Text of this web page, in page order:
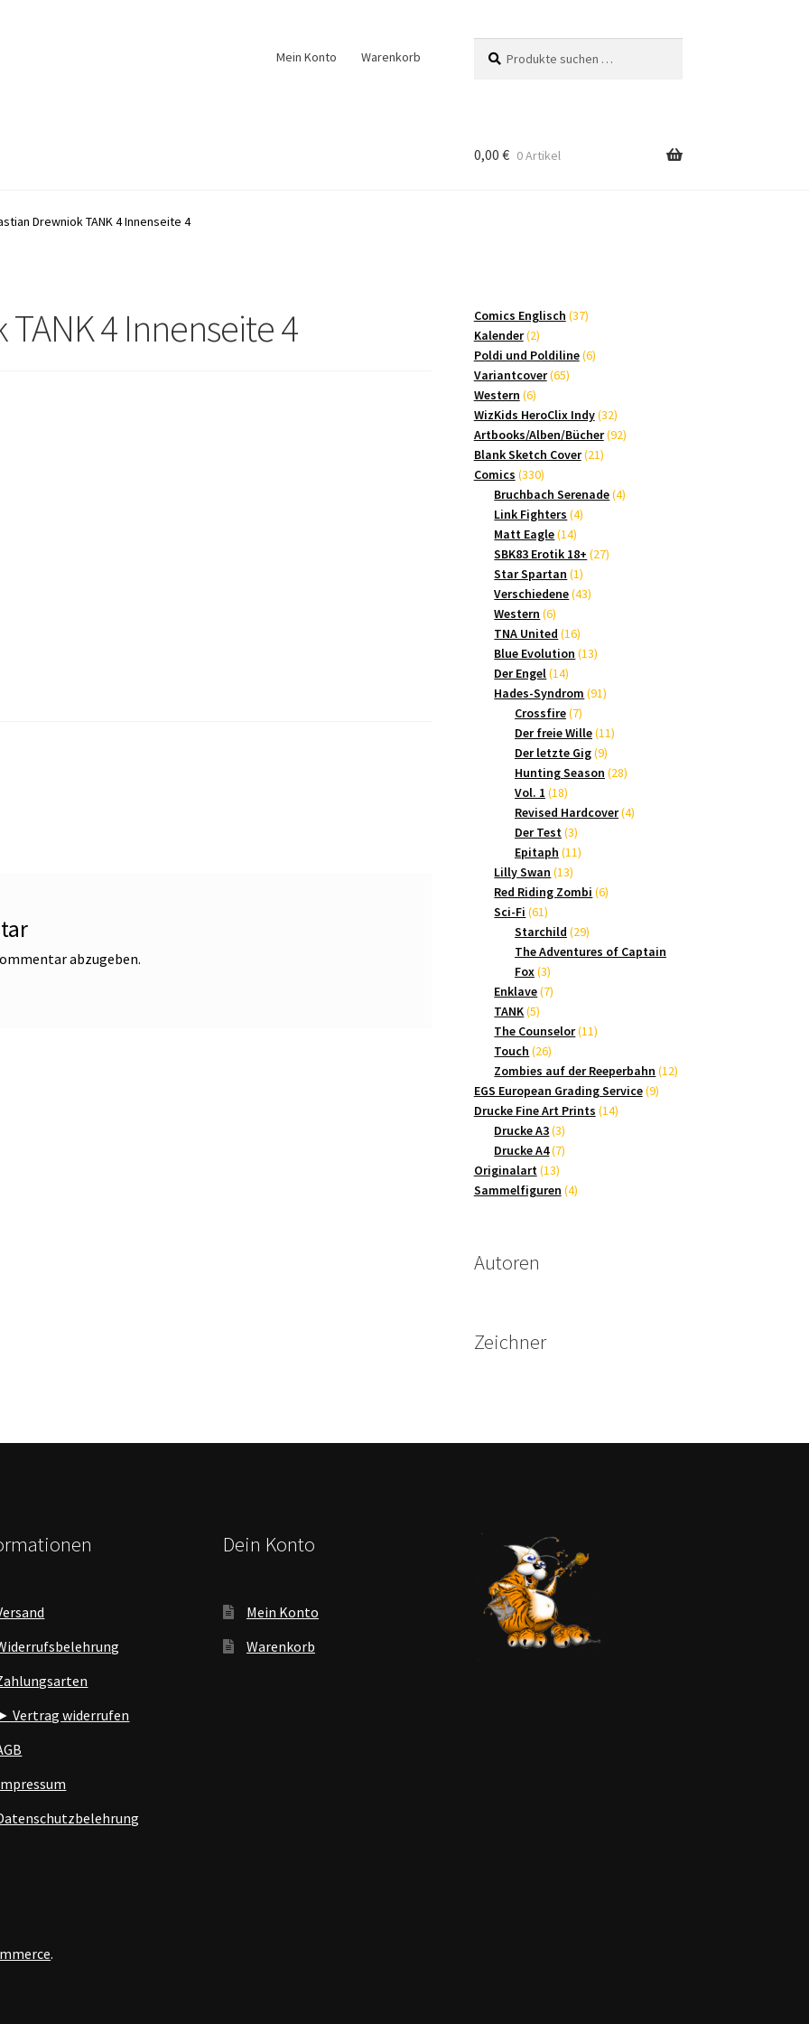
Mein Konto Warenkorb
nach:
0,00 € 0 Artikel
Drewniok TANK 4 Innenseite 4
4 Innenseite 4
abzugeben.
Comics Englisch 3737
Kalender 22
Produkte
Poldi und Poldiline 66
Variantcover 6565
Western 66
Produkte
WizKids HeroClix Indy 3232
Produkte
Artbooks/Alben/Bücher 9292
Blank Sketch Cover 2121
Comics 330330
Produkte
Bruchbach Serenade 44
Link Fighters 44
Matt Eagle 1414
Produkte
SBK83 Erotik 18+ 2727
Star Spartan 11
Produkt
Verschiedene 4343
Western 66
Produkte
TNA United 1616
Produkte
Blue Evolution 1313
Der Engel 1414
Produkte
Hades-Syndrom 9191
Crossfire 77
Produkte
Der freie Wille 1111
Der letzte Gig 99
Produkte
Hunting Season 2828
Vol. 1 1818
Produkte
Revised Hardcover 44
Der Test 33
Produkte
Epitaph 1111
Lilly Swan 1313
Produkte
Red Riding Zombi 66
Sci-Fi 6161
Produkte
Starchild 2929
Produkte
The Adventures of Captain
Fox 33
Produkte
Enklave 77
TANK 55
Produkte
The Counselor 1111
Touch 2626
Produkte
Zombies auf der Reeperbahn 1212
EGS European Grading Service 99
Drucke Fine Art Prints 1414
Drucke A3 33
Produkte
Drucke A4 77
Originalart 1313
Produkte
Sammelfiguren 44
Autoren
Zeichner
Vertrag widerrufen
Dein Konto
Mein Konto
Warenkorb
.